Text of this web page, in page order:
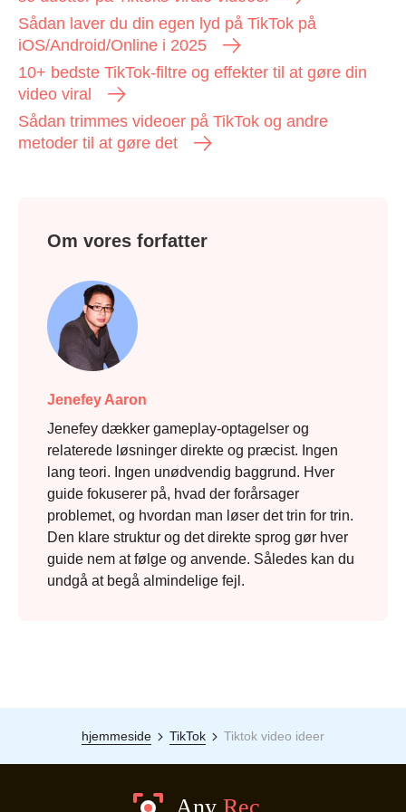
Sådan laver du din egen lyd på TikTok på
iOS/Android/Online i 2025
10+ bedste TikTok-filtre og effekter til at gøre din
video viral
Sådan trimmes videoer på TikTok og andre
metoder til at gøre det
Om vores forfatter
Jenefey Aaron
Jenefey dækker gameplay-optagelser og
relaterede løsninger direkte og præcist. Ingen
lang teori. Ingen unødvendig baggrund. Hver
guide fokuserer på, hvad der forårsager
problemet, og hvordan man løser det trin for trin.
Den klare struktur og det direkte sprog gør hver
guide nem at følge og anvende. Således kan du
undgå at begå almindelige fejl.
hjemmeside TikTok Tiktok video ideer